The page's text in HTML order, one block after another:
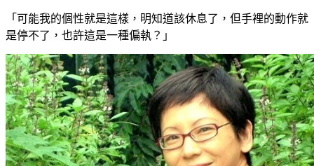
「可能我的個性就是這樣，明知道該休息了，但手裡的動作就
是停不了，也許這是一種偏執？」